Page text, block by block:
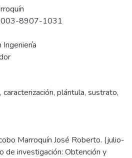
8907-1031
Ingeniería
, caracterización, plántula, sustrato,
Marroquín José Roberto. (julio-
de investigación: Obtención y